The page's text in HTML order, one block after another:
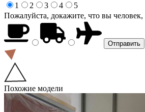
1
2 3 4
5
Пожалуйста, докажите, что вы человек,
Похожие модели